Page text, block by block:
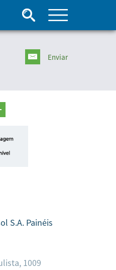
Enviar
S.A. Painéis
1009